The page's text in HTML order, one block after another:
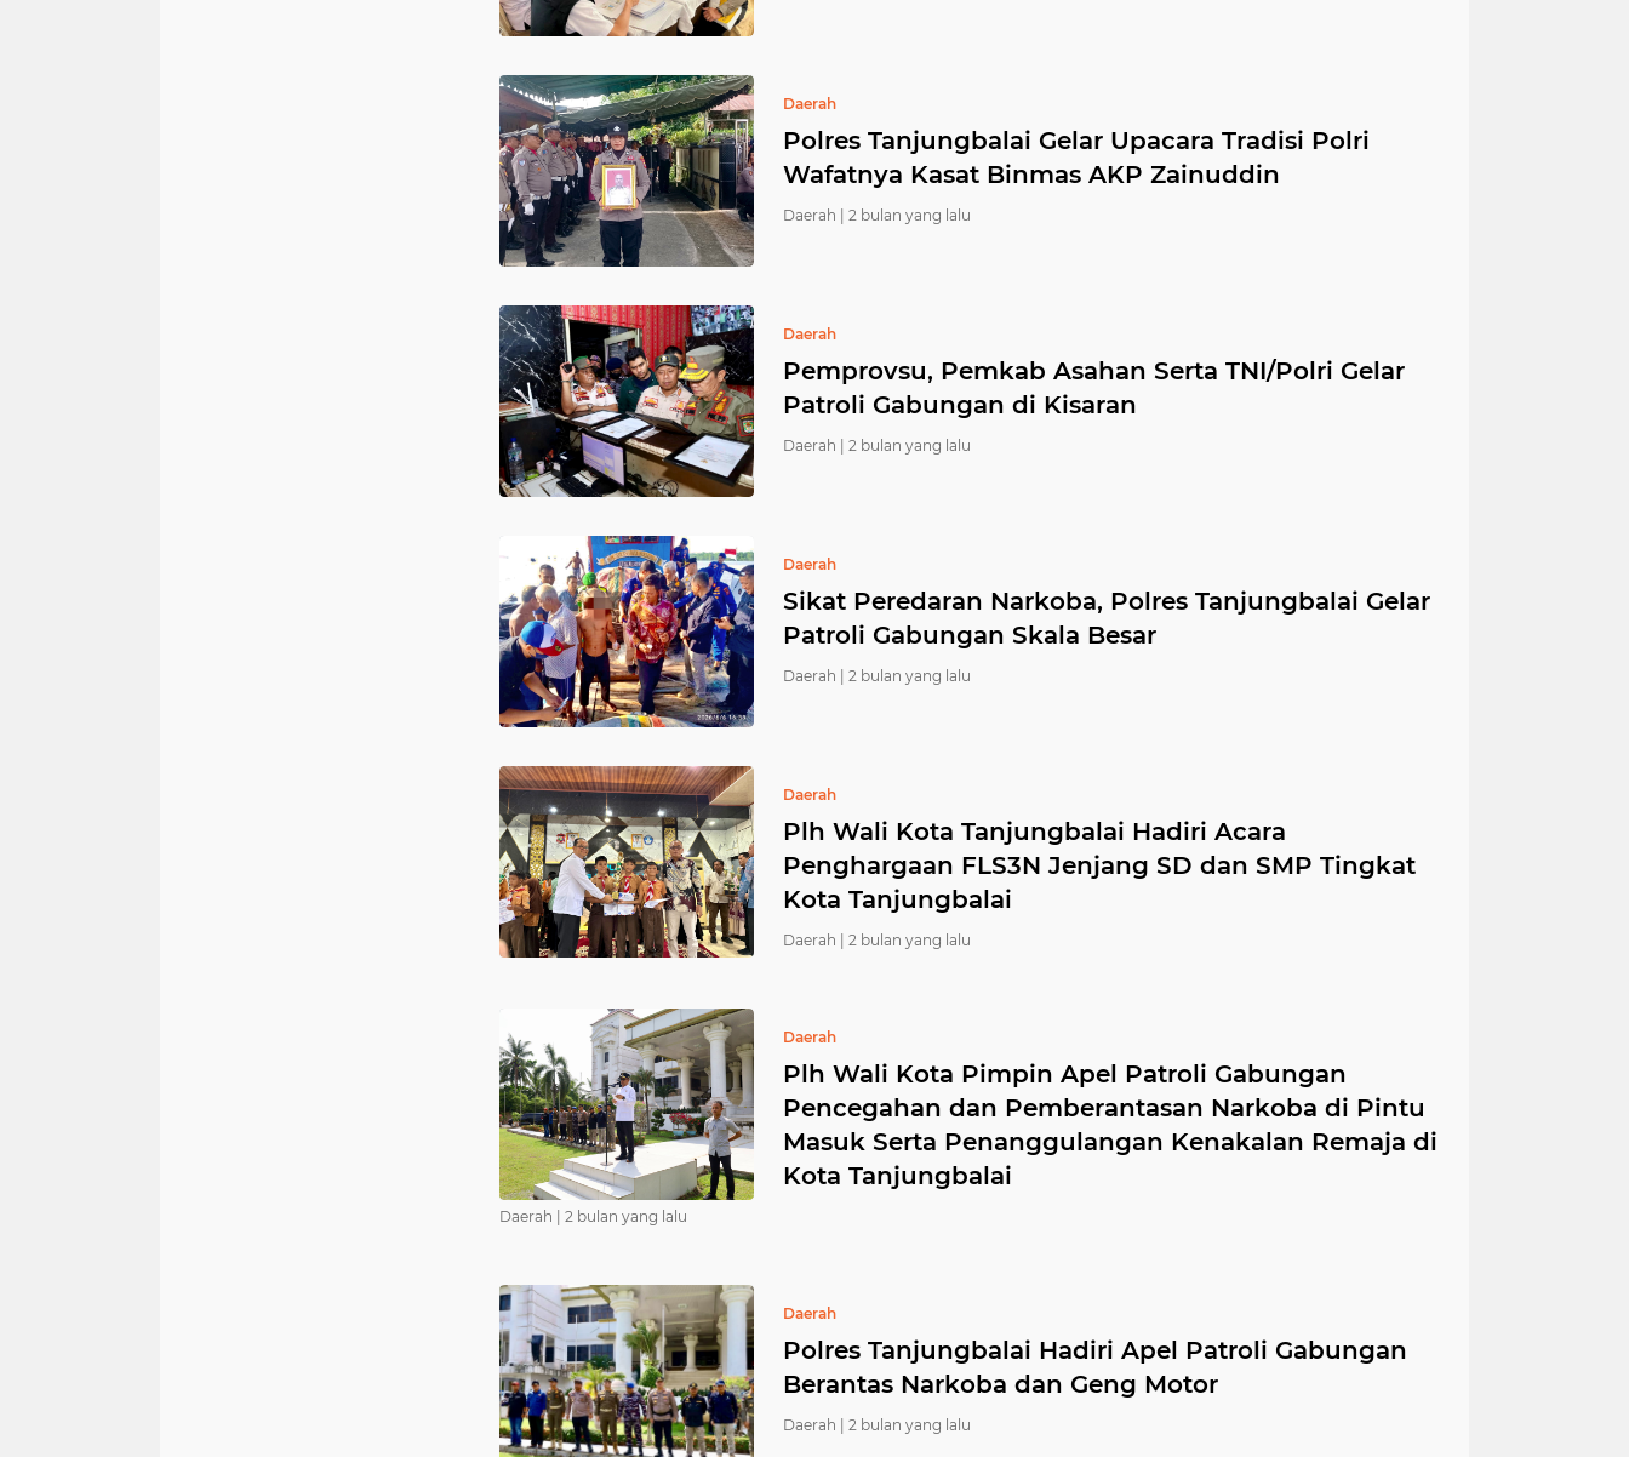
Daerah
Polres Tanjungbalai Gelar Upacara Tradisi Polri
Wafatnya Kasat Binmas AKP Zainuddin
Daerah | 2 bulan yang lalu
Daerah
Pemprovsu, Pemkab Asahan Serta TNI/Polri Gelar
Patroli Gabungan di Kisaran
Daerah | 2 bulan yang lalu
Daerah
Sikat Peredaran Narkoba, Polres Tanjungbalai Gelar
Patroli Gabungan Skala Besar
Daerah | 2 bulan yang lalu
Daerah
Plh Wali Kota Tanjungbalai Hadiri Acara
Penghargaan FLS3N Jenjang SD dan SMP Tingkat
Kota Tanjungbalai
Daerah | 2 bulan yang lalu
Daerah
Plh Wali Kota Pimpin Apel Patroli Gabungan
Pencegahan dan Pemberantasan Narkoba di Pintu
Masuk Serta Penanggulangan Kenakalan Remaja di
Kota Tanjungbalai
Daerah | 2 bulan yang lalu
Daerah
Polres Tanjungbalai Hadiri Apel Patroli Gabungan
Berantas Narkoba dan Geng Motor
Daerah | 2 bulan yang lalu